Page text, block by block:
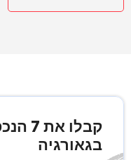
קבלו
בגאורגיה